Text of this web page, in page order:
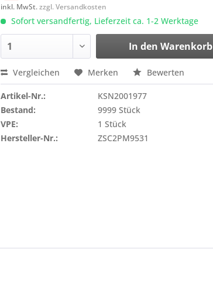
inkl. MwSt.zzgl. Versandkosten
Sofort versandfertig, Lieferzeit ca. 1-2 Werktage
In den Warenkorb
Vergleichen Merken Bewerten
Artikel-Nr.:
KSN2001977
Bestand:
9999 Stück
VPE:
1 Stück
Hersteller-Nr.:
ZSC2PM9531